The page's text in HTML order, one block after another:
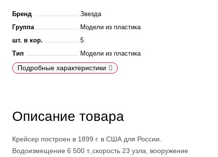
Бренд
Звезда
Группа
Модели из пластика
шт. в кор.
5
Тип
Модели из пластика
Подробные характеристики
Описание товара
Крейсер построен в 1899 г. в США для России.
Водоизмещение 6 500 т.,скорость 23 узла, вооружение